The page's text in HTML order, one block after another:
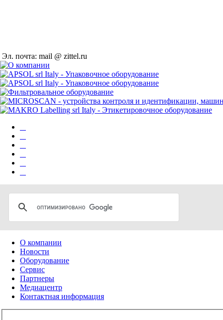
Эл. почта: mail @ zittel.ru
О компании
Новости
Оборудование
Сервис
Партнеры
Медиацентр
Контактная информация